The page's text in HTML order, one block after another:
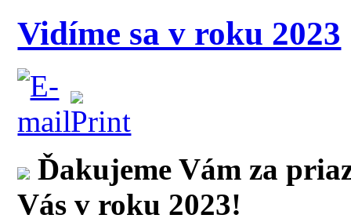
Vidíme sa v roku 2023
Ďakujeme Vám za
Vás v roku 2023!